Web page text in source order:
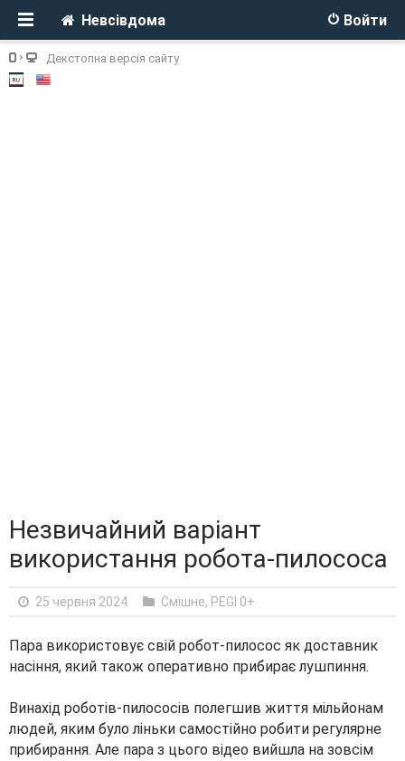
Войти
Невсівдома
Декстопна версія сайту
Незвичайний варіант
використання робота-пилососа
25 червня 2024 Смішне, PEGI 0+
Пара використовує свій робот-пилосос як доставник
насіння, який також оперативно прибирає лушпиння.
Винахід роботів-пилососів полегшив життя мільйонам
людей, яким було ліньки самостійно робити регулярне
прибирання. Але пара з цього відео вийшла на зовсім